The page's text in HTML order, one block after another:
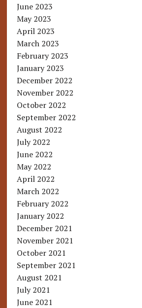
June 2023
May 2023
April 2023
March 2023
February 2023
January 2023
December 2022
November 2022
October 2022
September 2022
August 2022
July 2022
June 2022
May 2022
April 2022
March 2022
February 2022
January 2022
December 2021
November 2021
October 2021
September 2021
August 2021
July 2021
June 2021